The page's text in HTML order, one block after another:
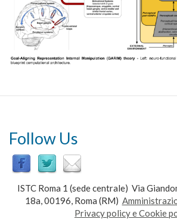
Follow Us
ISTC Roma 1 (sede centrale) Via
18a, 00196, Roma (RM)
Privacy policy e Cookie